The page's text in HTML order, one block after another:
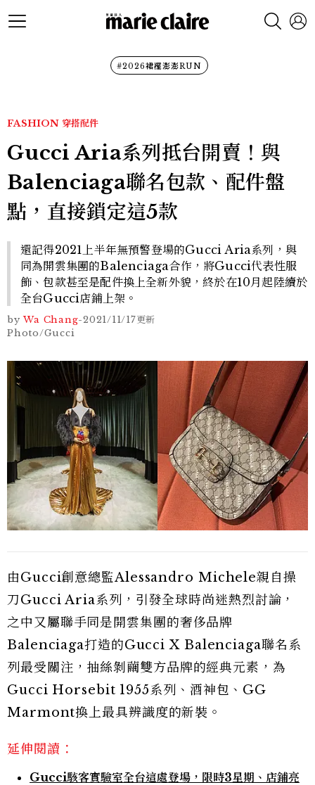
#2026裙襬澎澎RUN
FASHION 穿搭配件
Gucci Aria系列抵台開賣！與
Balenciaga聯名包款、配件盤
點，直接鎖定這5款
還記得2021上半年無預警登場的Gucci Aria系列，與
同為開雲集團的Balenciaga合作，將Gucci代表性服
飾、包款甚至是配件換上全新外貌，終於在10月起陸續於
全台Gucci店鋪上架。
by Wa Chang-2021/11/17更新
Photo/Gucci
由Gucci創意總監Alessandro Michele親自操
刀Gucci Aria系列，引發全球時尚迷熱烈討論，
之中又屬聯手同是開雲集團的奢侈品牌
Balenciaga打造的Gucci X Balenciaga聯名系
列最受關注，抽絲剝繭雙方品牌的經典元素，為
Gucci Horsebit 1955系列、酒神包、GG
Marmont換上最具辨識度的新裝。
延伸閱讀：
Gucci駭客實驗室全台這處登場，限時3星期、店鋪亮